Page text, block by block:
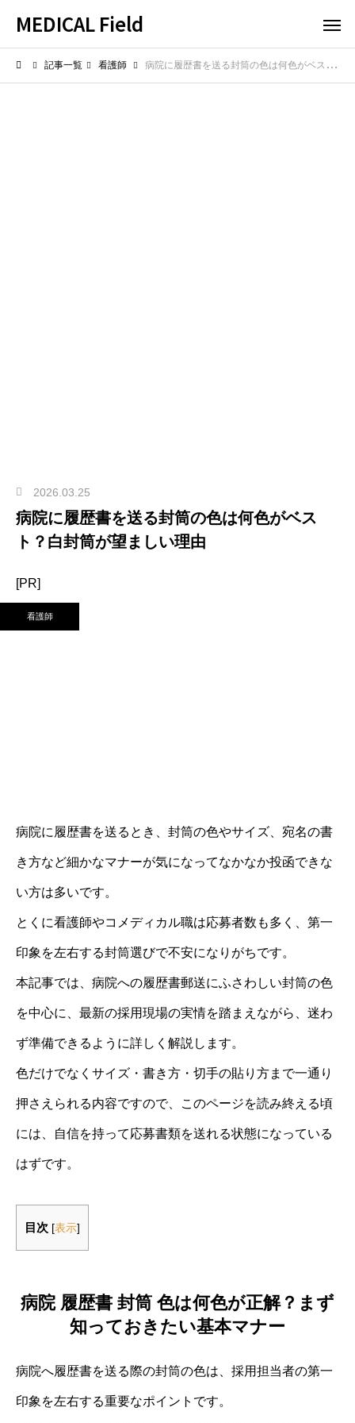
MEDICAL Field
記事一覧 看護師 病院に履歴書を送る封筒の色は何色がベスト？白封筒が望ましい理由
2026.03.25
病院に履歴書を送る封筒の色は何色がベス
ト？白封筒が望ましい理由
[PR]
看護師
病院に履歴書を送るとき、封筒の色やサイズ、宛名の書
き方など細かなマナーが気になってなかなか投函できな
い方は多いです。
とくに看護師やコメディカル職は応募者数も多く、第一
印象を左右する封筒選びで不安になりがちです。
本記事では、病院への履歴書郵送にふさわしい封筒の色
を中心に、最新の採用現場の実情を踏まえながら、迷わ
ず準備できるように詳しく解説します。
色だけでなくサイズ・書き方・切手の貼り方まで一通り
押さえられる内容ですので、このページを読み終える頃
には、自信を持って応募書類を送れる状態になっている
はずです。
目次 [表示]
病院 履歴書 封筒 色は何色が正解？まず
知っておきたい基本マナー
病院へ履歴書を送る際の封筒の色は、採用担当者の第一
印象を左右する重要なポイントです。